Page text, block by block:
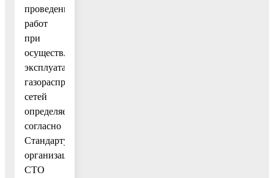
проведения
работ
при
осуществлении
эксплуатации
газораспределительных
сетей
определяется
согласно
Стандарту
организации
СТО